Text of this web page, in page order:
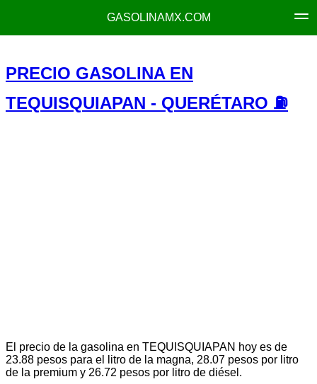
GASOLINAMX.COM
PRECIO GASOLINA EN
TEQUISQUIAPAN - QUERÉTARO ⛽
El precio de la gasolina en TEQUISQUIAPAN hoy es de
23.88 pesos para el litro de la magna, 28.07 pesos por litro
de la premium y 26.72 pesos por litro de diésel.